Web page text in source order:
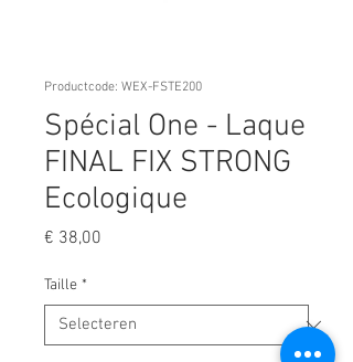
Productcode: WEX-FSTE200
Spécial One - Laque
FINAL FIX STRONG
Ecologique
€ 38,00
Taille *